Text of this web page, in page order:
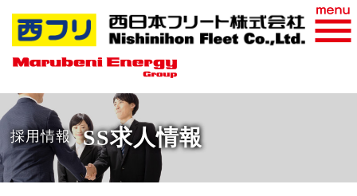
おすすめ商品
WEB請求書
採用情報 SS求人情報